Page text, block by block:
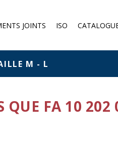
JOINTS ISO
M - L
FA 10 202